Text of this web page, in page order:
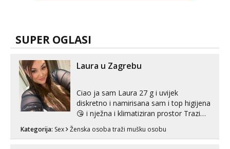
SUPER OGLASI
Laura u Zagrebu
Ciao ja sam Laura 27 g i uvijek
diskretno i namirisana sam i top higijena
😘 i nježna i klimatiziran prostor Trazim
Pusenje i gutanje sperme Erotsko rublje
Kategorija: Sex Ženska osoba traži mušku osobu